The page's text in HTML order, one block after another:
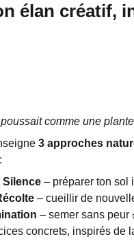
élan créatif,
comme une
3 approches
Silence – préparer ton sol
– cueillir de
– semer sans peur
concrets, inspirés de